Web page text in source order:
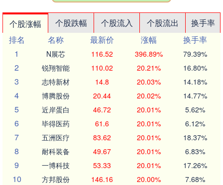
个股涨幅 个股跌幅 个股流入 个股流出
换手率
排名
名称 最新价 涨幅
换手率
1
N展芯 116.52 396.89% 79.39%
2 锐翔智能 110.02 20.21% 16.80%
3 志特新材 14.8 20.03% 14.18%
4 博腾股份 20.44 20.02% 14.77%
5 近岸蛋白 46.72 20.01% 5.62%
6 毕得医药 61.6 20.01% 6.12%
7 五洲医疗 83.62 20.01% 18.37%
8 耐科装备 49.67 20.01% 6.83%
9 一博科技 53.33 20.01% 17.26%
10 方邦股份 146.16 20.00% 7.68%